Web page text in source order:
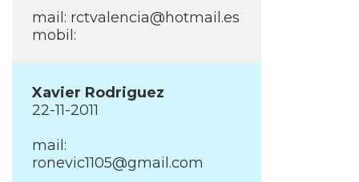
mail: rctvalencia@hotmail.es
mobil:
Xavier Rodriguez
22-11-2011
mail:
ronevic1105@gmail.com